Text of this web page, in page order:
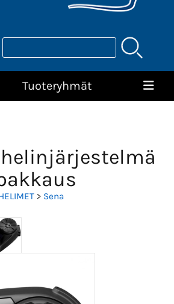
Tuoteryhmät
> Sena